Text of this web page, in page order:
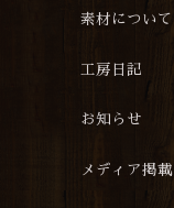
素材について
工房日記
お知らせ
メディア掲載